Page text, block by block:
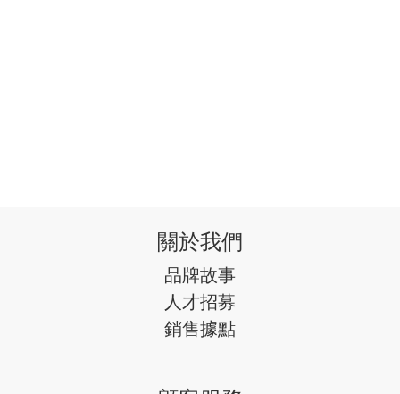
關於我們
品牌故事
人才招募
銷售據點